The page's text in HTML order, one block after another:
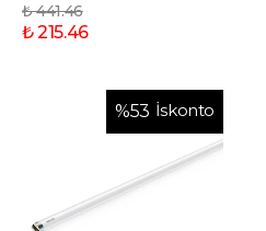
₺ 441.46
₺ 215.46
%53 İskonto